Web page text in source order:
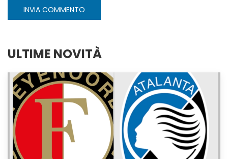
INVIA COMMENTO
ULTIME NOVITÀ